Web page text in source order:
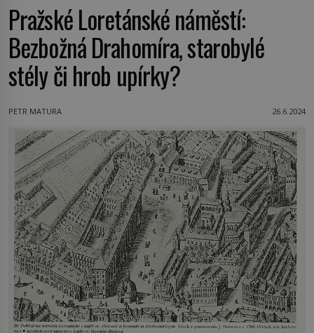
Pražské Loretánské náměstí:
Bezbožná Drahomíra, starobylé
stély či hrob upírky?
PETR MATURA 26.6.2024